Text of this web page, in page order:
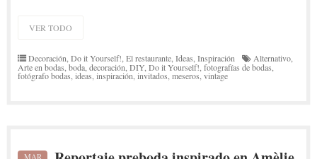
VER TODO
Decoración Do it Yourself! El restaurante Ideas Inspiración Alternativo
Arte en bodas boda decoración DIY Do it Yourself! fotografías de bodas
fotógrafo bodas ideas inspiración invitados meseros, vintage
MAR